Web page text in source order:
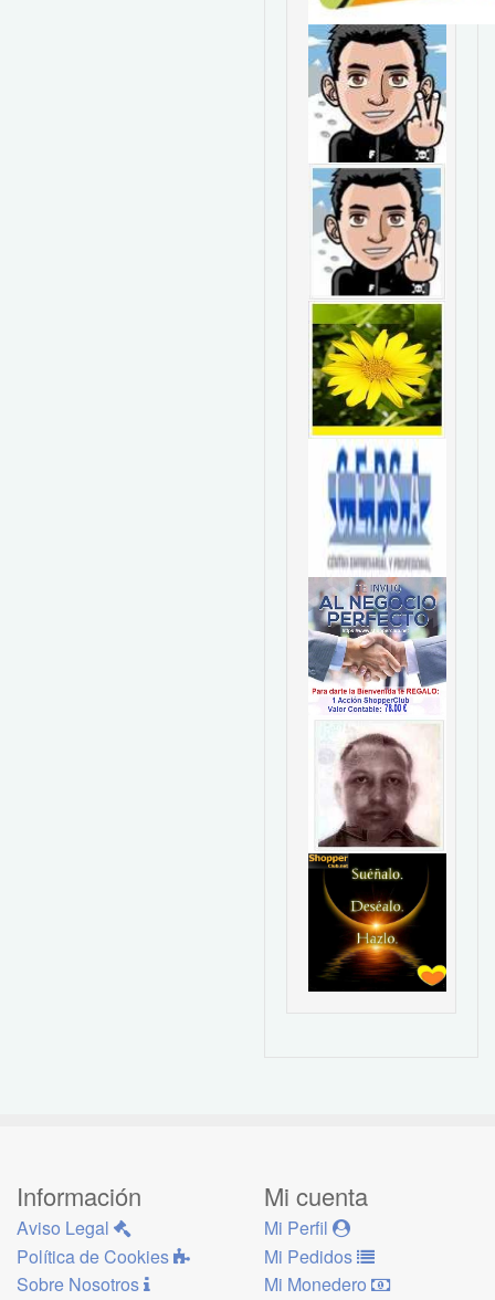
Información
Aviso Legal
Política de Cookies
Sobre Nosotros
Mi cuenta
Mi Perfil
Mi Pedidos
Mi Monedero